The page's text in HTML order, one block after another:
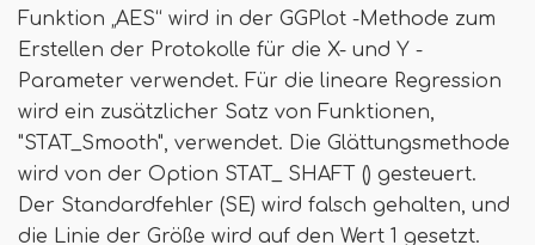
Funktion „AES“ wird in der GGPlot -Methode zum
Erstellen der Protokolle für die X- und Y -
Parameter verwendet. Für die lineare Regression
wird ein zusätzlicher Satz von Funktionen,
"STAT_Smooth", verwendet. Die Glättungsmethode
wird von der Option STAT_ SHAFT () gesteuert.
Der Standardfehler (SE) wird falsch gehalten, und
die Linie der Größe wird auf den Wert 1 gesetzt.